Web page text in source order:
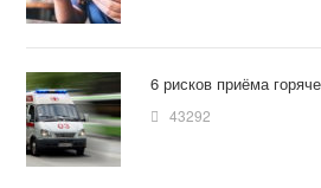
6 рисков приёма
43292